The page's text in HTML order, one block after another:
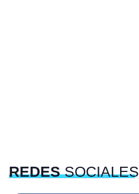
REDESSOCIALES